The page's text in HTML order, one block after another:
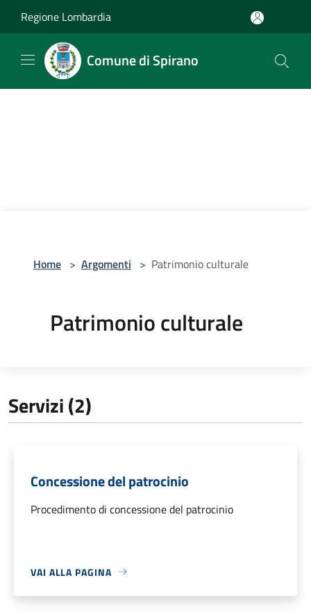
Regione Lombardia
Comune di Spirano
Home > Argomenti > Patrimonio culturale
Patrimonio culturale
Servizi (2)
Concessione del patrocinio
Procedimento di concessione del patrocinio
VAI ALLA PAGINA